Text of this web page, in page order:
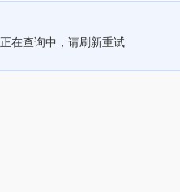
正在查询中，请刷新重试